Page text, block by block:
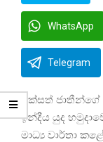
WhatsApp
Telegram
එක්සත් ජාතීන්ගේ
ඉන්දීය යුද
මාධ්‍ය වාර්තා